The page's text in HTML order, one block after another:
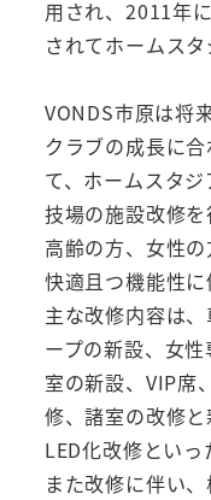
用され、2011年
されてホームスタ
VONDS市原は将
クラブの成長に
て、ホームスタ
技場の施設改修を
高齢の方、女性
快適且つ機能性に
主な改修内容は
ープの新設、女
室の新設、VIP席
修、諸室の改修
LED化改修といっ
また改修に伴い